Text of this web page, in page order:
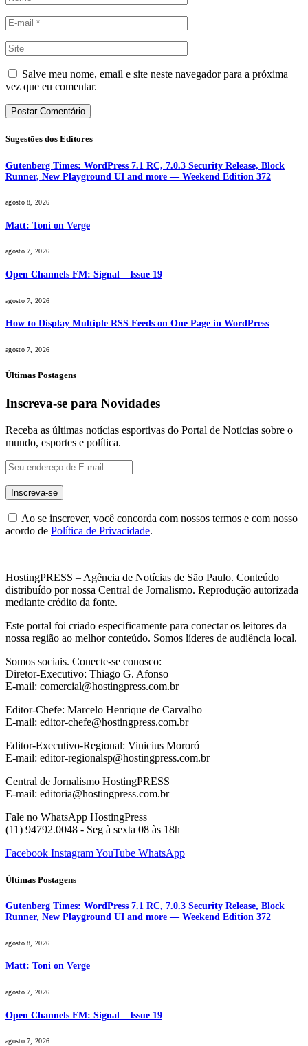
Salve meu nome, email e site neste navegador para a próxima
vez que eu comentar.
Sugestões dos Editores
Gutenberg Times: WordPress 7.1 RC, 7.0.3 Security Release, Block
Runner, New Playground UI and more — Weekend Edition 372
agosto 8, 2026
Matt: Toni on Verge
agosto 7, 2026
Open Channels FM: Signal – Issue 19
agosto 7, 2026
How to Display Multiple RSS Feeds on One Page in WordPress
agosto 7, 2026
Últimas Postagens
Inscreva-se para Novidades
Receba as últimas notícias esportivas do Portal de Notícias sobre o
mundo, esportes e política.
Ao se inscrever, você concorda com nossos termos e com nosso
acordo de Política de Privacidade.
HostingPRESS – Agência de Notícias de São Paulo. Conteúdo
distribuído por nossa Central de Jornalismo. Reprodução autorizada
mediante crédito da fonte.
Este portal foi criado especificamente para conectar os leitores da
nossa região ao melhor conteúdo. Somos líderes de audiência local.
Somos sociais. Conecte-se conosco:
Diretor-Executivo: Thiago G. Afonso
E-mail: comercial@hostingpress.com.br
Editor-Chefe: Marcelo Henrique de Carvalho
E-mail: editor-chefe@hostingpress.com.br
Editor-Executivo-Regional: Vinicius Mororó
E-mail: editor-regionalsp@hostingpress.com.br
Central de Jornalismo HostingPRESS
E-mail: editoria@hostingpress.com.br
Fale no WhatsApp HostingPress
(11) 94792.0048 - Seg à sexta 08 às 18h
Facebook InstagramYouTube WhatsApp
Últimas Postagens
Gutenberg Times: WordPress 7.1 RC, 7.0.3 Security Release, Block
Runner, New Playground UI and more — Weekend Edition 372
agosto 8, 2026
Matt: Toni on Verge
agosto 7, 2026
Open Channels FM: Signal – Issue 19
agosto 7, 2026